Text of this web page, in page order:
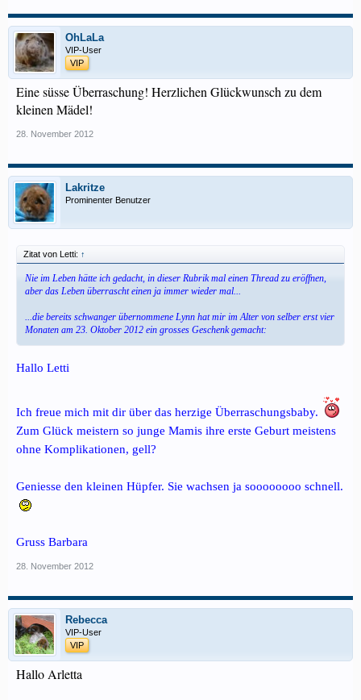
OhLaLa
VIP-User
VIP
Eine süsse Überraschung! Herzlichen Glückwunsch zu dem
kleinen Mädel!
28. November 2012
Lakritze
Prominenter Benutzer
Zitat von Letti: ↑
Nie im Leben hätte ich gedacht, in dieser Rubrik mal einen Thread zu eröffnen,
aber das Leben überrascht einen ja immer wieder mal...
...die bereits schwanger übernommene Lynn hat mir im Alter von selber erst vier
Monaten am 23. Oktober 2012 ein grosses Geschenk gemacht:
Hallo Letti
Ich freue mich mit dir über das herzige Überraschungsbaby.
Zum Glück meistern so junge Mamis ihre erste Geburt meistens
ohne Komplikationen, gell?
Geniesse den kleinen Hüpfer. Sie wachsen ja soooooooo schnell.
Gruss Barbara
28. November 2012
Rebecca
VIP-User
VIP
Hallo Arletta